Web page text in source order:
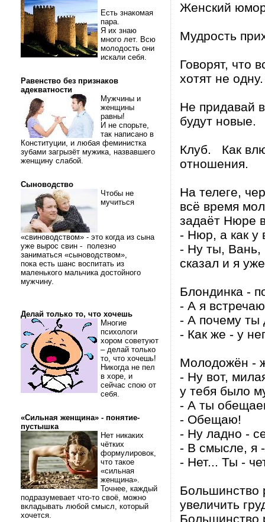
Есть знакомая
пара.
Я их знаю
много лет. Всю
молодость они
искали себя.
Равенство без признаков
адекватности
Мужчины и
женщины
равны!
И не спорьте,
так написано в
Конституции, и любая феминистка
зубами загрызёт мужика, назвавшего
женщину слабой.
Сыноводство
Чтобы не
мучиться
«свиноводством» - это когда из сына
уже вырос свин - полезно
заниматься «сыноводством»,
пока есть шанс воспитать из
маленького мальчика достойного
мужчину.
Делай только то, что хочешь
Многие
психологи
хором советуют
– делай только
то, что хочешь!
Никогда не пел
в хоре, и
сейчас спою от
себя.
«Сильная женщина» - понятие-
пустышка
Нет никаких
чётких
формулировок,
что такое
«сильная
женщина».
Точнее, каждый
подразумевает что-то своё, можно
вкладывать любой смысл, который
хочется.
Женский юмор
Мудрость
Говорят, что
хотят не одну.
Не придавай
будут новые.
Клуб. Как
отношения.
На телеге,
всё время
задаёт Нюре
- Нюр, а как у
- Ну ты, Вань,
сказал и я
Блондинка -
- А я
- А почему ты
- Как же - у
Молодожён -
- Ну вот,
у тебя было
- А ты
- Обещаю!
- Ну ладно -
- В смысле, я
- Нет... Ты -
Большинство
увеличить
Большинство